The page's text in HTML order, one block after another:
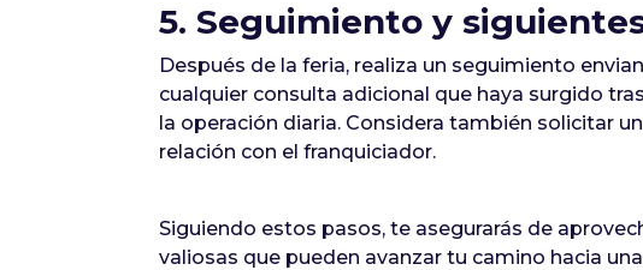
5. Seguimiento y
Después de la feria, realiza un seguimiento
cualquier consulta adicional que haya surgido
la operación diaria. Considera también solicitar
relación con el franquiciador.
Siguiendo estos pasos, te asegurarás de
valiosas que pueden avanzar tu camino hacia